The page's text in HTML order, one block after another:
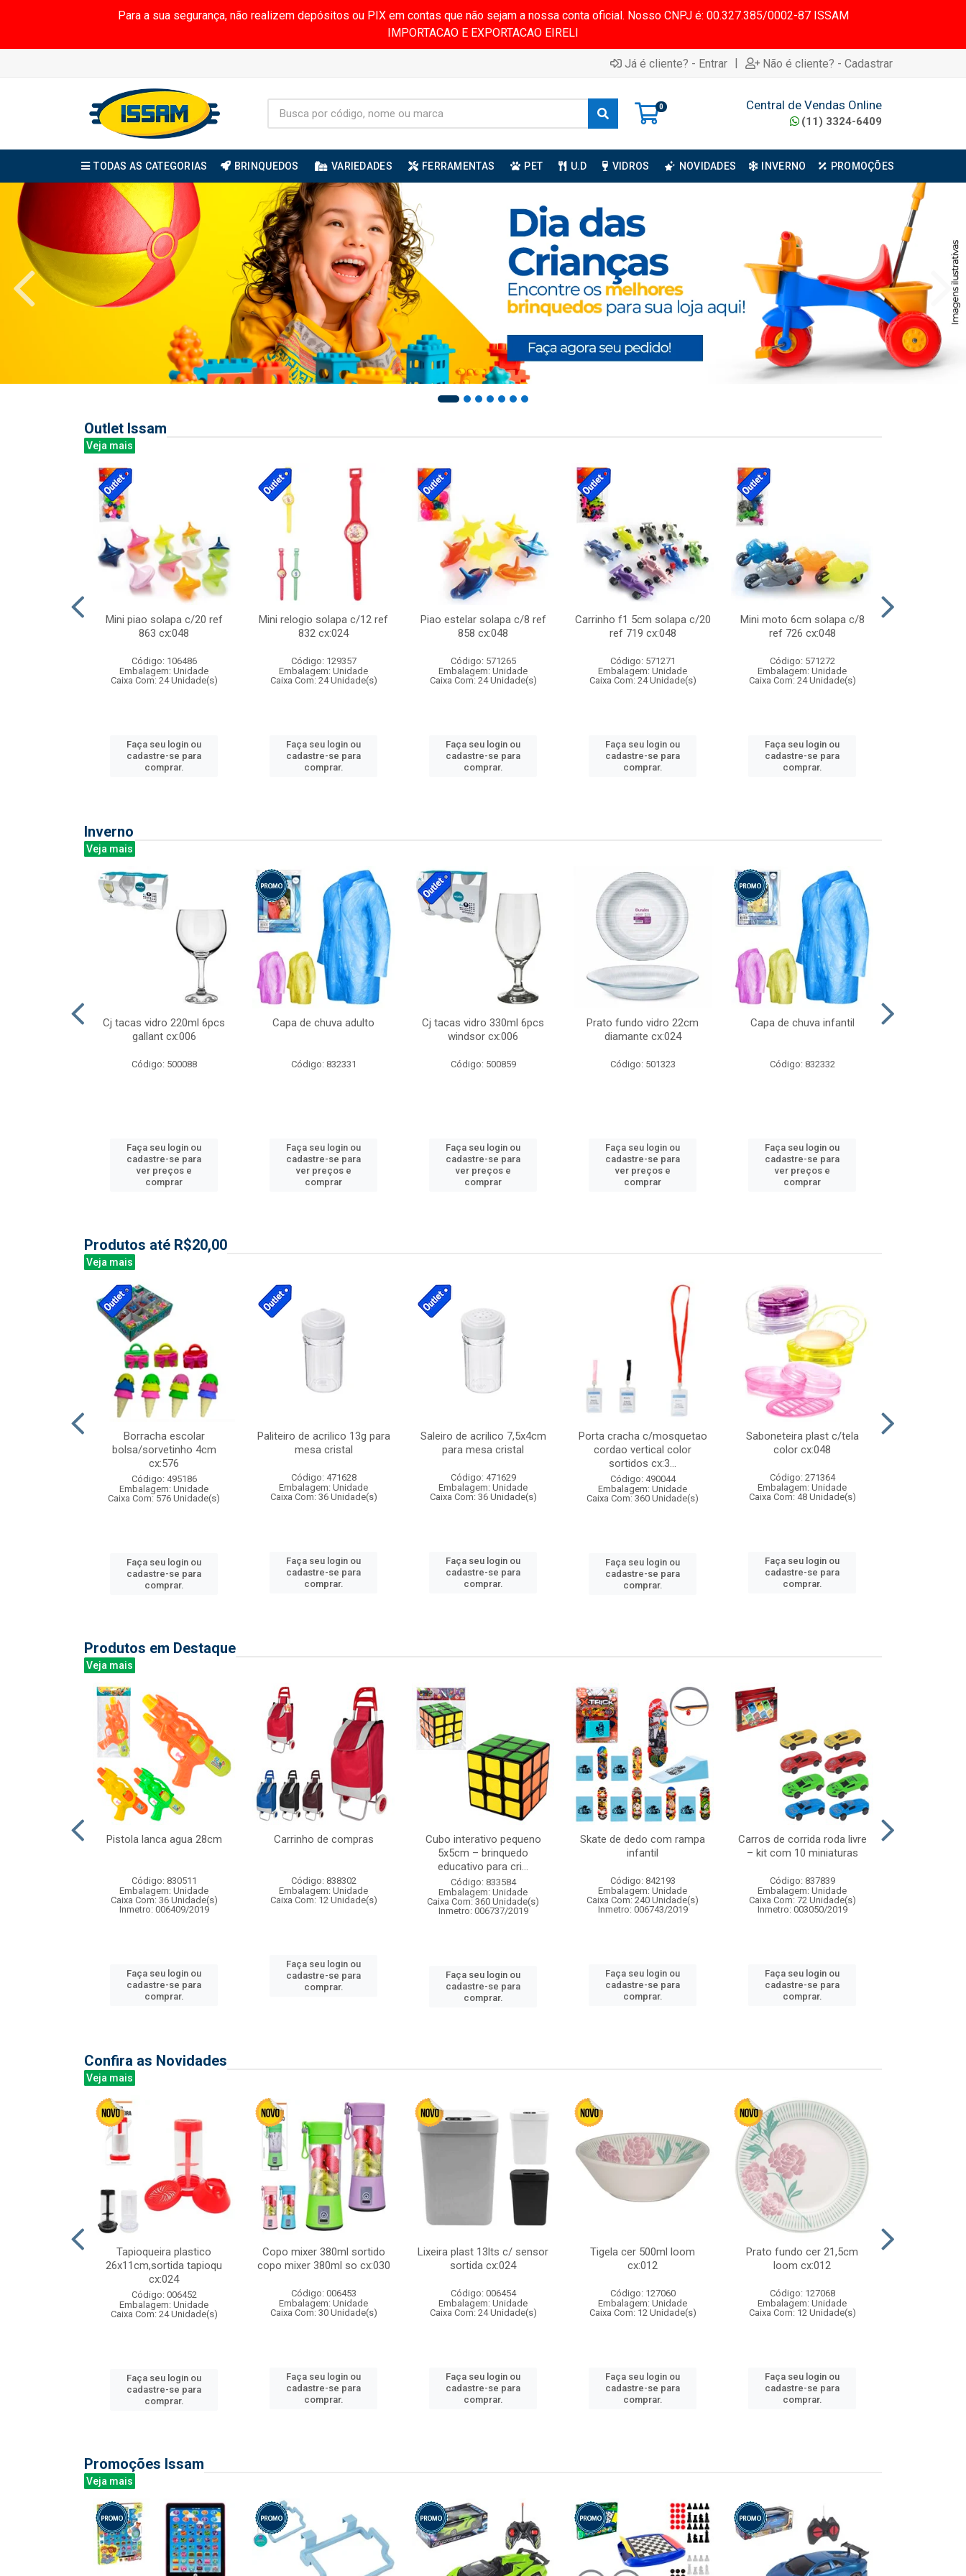
Para a sua segurança, não realizem depósitos ou PIX em contas que não sejam a nossa conta oficial. Nosso CNPJ é: 00.327.385/0002-87 ISSAM
IMPORTACAO E EXPORTACAO EIRELI
Já é cliente? - Entrar | Não é cliente? - Cadastrar
0 Central de Vendas Online
(11) 3324-6409
TODAS AS CATEGORIAS BRINQUEDOS VARIEDADES FERRAMENTAS PET U.D VIDROS NOVIDADES INVERNO PROMOÇÕES
Outlet Issam
Veja mais
Mini piao solapa c/20 ref
863 cx:048
Código: 106486
Embalagem: Unidade
Caixa Com: 24 Unidade(s)
Faça seu login ou
cadastre-se para
comprar.
Mini relogio solapa c/12 ref
832 cx:024
Código: 129357
Embalagem: Unidade
Caixa Com: 24 Unidade(s)
Faça seu login ou
cadastre-se para
comprar.
Piao estelar solapa c/8 ref
858 cx:048
Código: 571265
Embalagem: Unidade
Caixa Com: 24 Unidade(s)
Faça seu login ou
cadastre-se para
comprar.
Carrinho f1 5cm solapa c/20
ref 719 cx:048
Código: 571271
Embalagem: Unidade
Caixa Com: 24 Unidade(s)
Faça seu login ou
cadastre-se para
comprar.
Mini moto 6cm solapa c/8
ref 726 cx:048
Código: 571272
Embalagem: Unidade
Caixa Com: 24 Unidade(s)
Faça seu login ou
cadastre-se para
comprar.
Inverno
Veja mais
Cj tacas vidro 220ml 6pcs
gallant cx:006
Código: 500088
Faça seu login ou
cadastre-se para
ver preços e
comprar
Capa de chuva adulto
Código: 832331
Faça seu login ou
cadastre-se para
ver preços e
comprar
Cj tacas vidro 330ml 6pcs
windsor cx:006
Código: 500859
Faça seu login ou
cadastre-se para
ver preços e
comprar
Prato fundo vidro 22cm
diamante cx:024
Código: 501323
Faça seu login ou
cadastre-se para
ver preços e
comprar
Capa de chuva infantil
Código: 832332
Faça seu login ou
cadastre-se para
ver preços e
comprar
Produtos até R$20,00
Veja mais
Borracha escolar
bolsa/sorvetinho 4cm
cx:576
Código: 495186
Embalagem: Unidade
Caixa Com: 576 Unidade(s)
Faça seu login ou
cadastre-se para
comprar.
Paliteiro de acrilico 13g para
mesa cristal
Código: 471628
Embalagem: Unidade
Caixa Com: 36 Unidade(s)
Faça seu login ou
cadastre-se para
comprar.
Saleiro de acrilico 7,5x4cm
para mesa cristal
Código: 471629
Embalagem: Unidade
Caixa Com: 36 Unidade(s)
Faça seu login ou
cadastre-se para
comprar.
Porta cracha c/mosquetao
cordao vertical color
sortidos cx:3...
Código: 490044
Embalagem: Unidade
Caixa Com: 360 Unidade(s)
Faça seu login ou
cadastre-se para
comprar.
Saboneteira plast c/tela
color cx:048
Código: 271364
Embalagem: Unidade
Caixa Com: 48 Unidade(s)
Faça seu login ou
cadastre-se para
comprar.
Produtos em Destaque
Veja mais
Pistola lanca agua 28cm
Código: 830511
Embalagem: Unidade
Caixa Com: 36 Unidade(s)
Inmetro: 006409/2019
Faça seu login ou
cadastre-se para
comprar.
Carrinho de compras
Código: 838302
Embalagem: Unidade
Caixa Com: 12 Unidade(s)
Faça seu login ou
cadastre-se para
comprar.
Cubo interativo pequeno
5x5cm – brinquedo
educativo para cri...
Código: 833584
Embalagem: Unidade
Caixa Com: 360 Unidade(s)
Inmetro: 006737/2019
Faça seu login ou
cadastre-se para
comprar.
Skate de dedo com rampa
infantil
Código: 842193
Embalagem: Unidade
Caixa Com: 240 Unidade(s)
Inmetro: 006743/2019
Faça seu login ou
cadastre-se para
comprar.
Carros de corrida roda livre
– kit com 10 miniaturas
Código: 837839
Embalagem: Unidade
Caixa Com: 72 Unidade(s)
Inmetro: 003050/2019
Faça seu login ou
cadastre-se para
comprar.
Confira as Novidades
Veja mais
Tapioqueira plastico
26x11cm,sortida tapioqu
cx:024
Código: 006452
Embalagem: Unidade
Caixa Com: 24 Unidade(s)
Faça seu login ou
cadastre-se para
comprar.
Copo mixer 380ml sortido
copo mixer 380ml so cx:030
Código: 006453
Embalagem: Unidade
Caixa Com: 30 Unidade(s)
Faça seu login ou
cadastre-se para
comprar.
Lixeira plast 13lts c/ sensor
sortida cx:024
Código: 006454
Embalagem: Unidade
Caixa Com: 24 Unidade(s)
Faça seu login ou
cadastre-se para
comprar.
Tigela cer 500ml loom
cx:012
Código: 127060
Embalagem: Unidade
Caixa Com: 12 Unidade(s)
Faça seu login ou
cadastre-se para
comprar.
Prato fundo cer 21,5cm
loom cx:012
Código: 127068
Embalagem: Unidade
Caixa Com: 12 Unidade(s)
Faça seu login ou
cadastre-se para
comprar.
Promoções Issam
Veja mais